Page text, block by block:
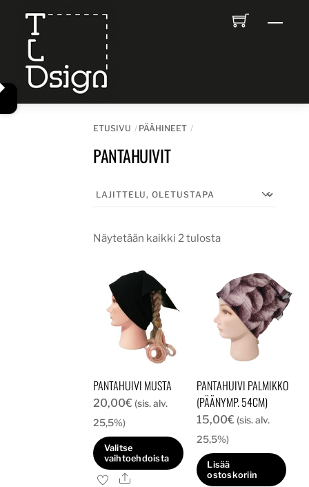
content
ETUSIVU PÄÄHINEET
PANTAHUIVIT
Näytetään kaikki 2 tulosta
PANTAHUIVI MUSTA
20,00€ (sis. alv.
25,5%)
Valitse
vaihtoehdoista
Tällä
Ale
PANTAHUIVI PALMIKKO
(PÄÄNYMP. 54CM)
15,00€ (sis. alv.
25,5%)
Lisää
ostoskoriin